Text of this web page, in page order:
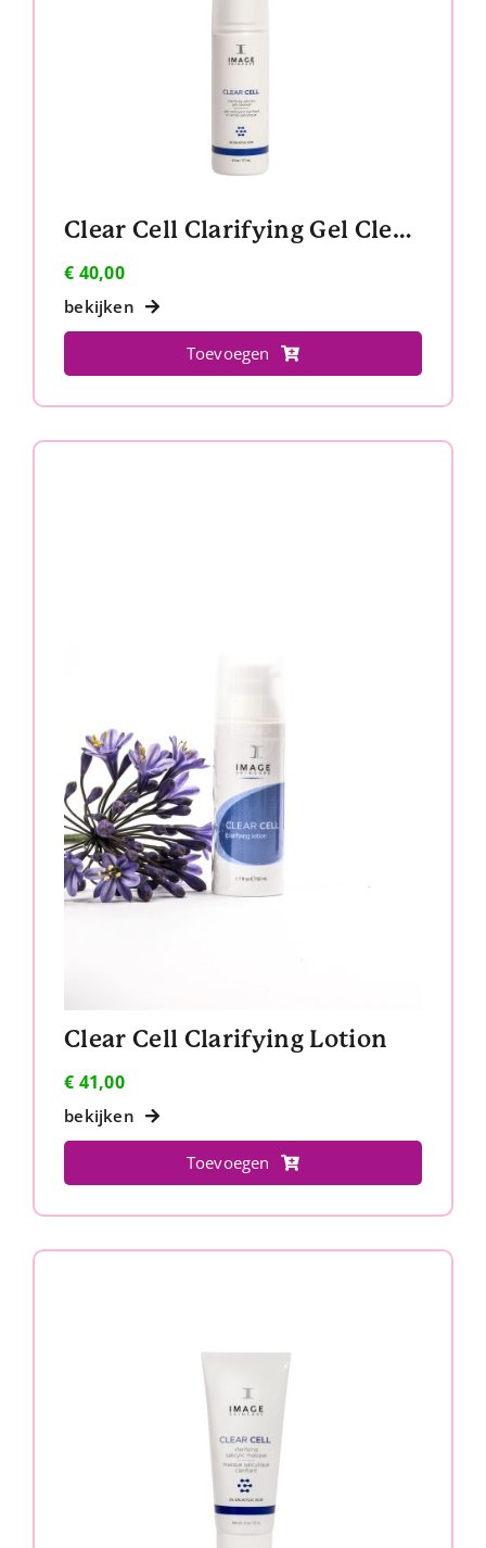
Clear Cell Clarifying Gel Cleanser
€ 40,00
bekijken
Toevoegen
Clear Cell Clarifying Lotion
€ 41,00
bekijken
Toevoegen